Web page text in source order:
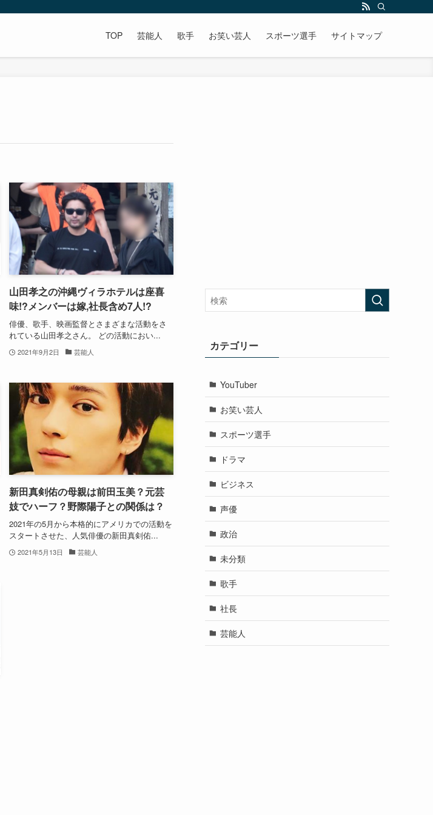
TOP 芸能人 歌手 お笑い芸人 スポーツ選手 サイトマップ
山田孝之の沖縄ヴィラホテルは座喜
味!?メンバーは嫁,社長含め7人!?
俳優、歌手、映画監督とさまざまな活動をさ
れている山田孝之さん。 どの活動におい...
2021年9月2日 芸能人
新田真剣佑の母親は前田玉美？元芸
妓でハーフ？野際陽子との関係は？
2021年の5月から本格的にアメリカでの活動を
スタートさせた、人気俳優の新田真剣佑...
2021年5月13日 芸能人
カテゴリー
YouTuber
お笑い芸人
スポーツ選手
ドラマ
ビジネス
声優
政治
未分類
歌手
社長
芸能人